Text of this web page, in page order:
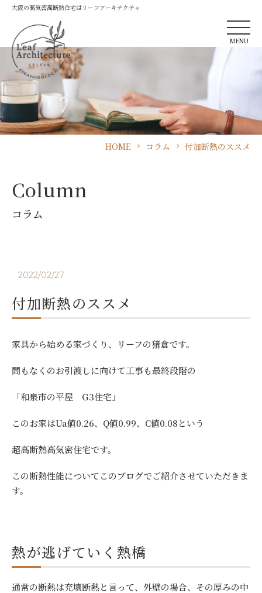
大阪の高気密高断熱住宅はリーフアーキテクチャ
MENU
HOME コラム 付加断熱のススメ
Column
コラム
2022/02/27
付加断熱のススメ
家具から始める家づくり、リーフの猪倉です。
間もなくのお引渡しに向けて工事も最終段階の
「和泉市の平屋 G3住宅」
このお家はUa値0.26、Q値0.99、C値0.08という
超高断熱高気密住宅です。
この断熱性能についてこのブログでご紹介させていただきま
す。
熱が逃げていく熱橋
通常の断熱は充填断熱と言って、外壁の場合、その厚みの中